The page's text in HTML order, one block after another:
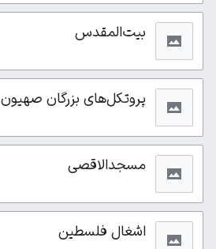
بیت‌المقدس
پروتکل‌های بزرگان صهیون
مسجدالاقصی
اشغال فلسطین